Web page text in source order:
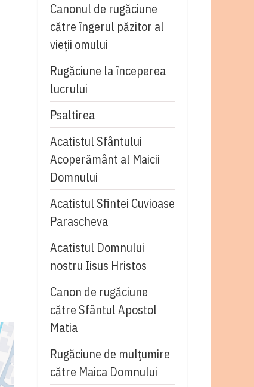
Canonul de rugăciune
către îngerul păzitor al
vieții omului
Rugăciune la începerea
lucrului
Psaltirea
Acatistul Sfântului
Acoperământ al Maicii
Domnului
Acatistul Sfintei Cuvioase
Parascheva
Acatistul Domnului
nostru Iisus Hristos
Canon de rugăciune
către Sfântul Apostol
Matia
Rugăciune de mulţumire
către Maica Domnului